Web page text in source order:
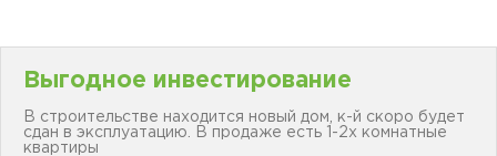
ЖК "ЩАСЛИВИЙ"
Выгодное инвестирование
В строительстве находится новый дом, к-й скоро будет
сдан в эксплуатацию. В продаже есть 1-2х комнатные
квартиры